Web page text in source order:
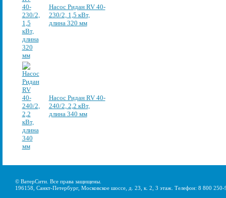
Насос Ридан RV 40-
230/2, 1,5 кВт,
длина 320 мм
Насос Ридан RV 40-
240/2, 2,2 кВт,
длина 340 мм
© ВатерСити. Все права защищены.
196158, Санкт-Петербург, Московское шоссе, д. 23, к. 2, 3 этаж. Телефон: 8 800